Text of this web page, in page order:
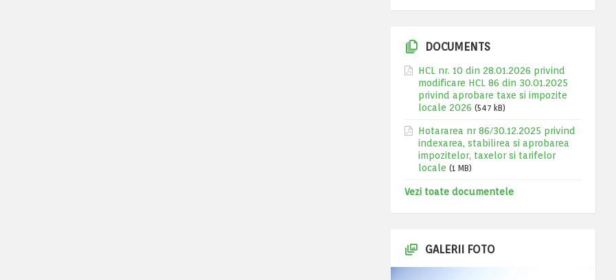
DOCUMENTS
HCL nr. 10 din 28.01.2026 privind
modificare HCL 86 din 30.01.2025
privind aprobare taxe si impozite
locale 2026 (547 kB)
Hotararea nr 86/30.12.2025 privind
indexarea, stabilirea si aprobarea
impozitelor, taxelor si tarifelor
locale (1 MB)
Vezi toate documentele
GALERII FOTO